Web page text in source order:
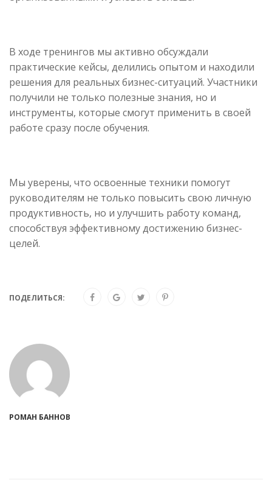
В ходе тренингов мы активно обсуждали
практические кейсы, делились опытом и находили
решения для реальных бизнес-ситуаций. Участники
получили не только полезные знания, но и
инструменты, которые смогут применить в своей
работе сразу после обучения.
Мы уверены, что освоенные техники помогут
руководителям не только повысить свою личную
продуктивность, но и улучшить работу команд,
способствуя эффективному достижению бизнес-
целей.
ПОДЕЛИТЬСЯ:
РОМАН БАННОВ